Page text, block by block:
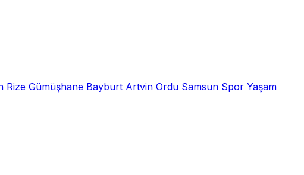
Rize Gümüşhane Bayburt Artvin Ordu Samsun Spor Yaşam